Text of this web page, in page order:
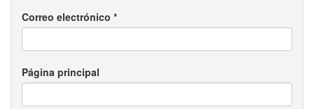
Correo electrónico *
Página principal